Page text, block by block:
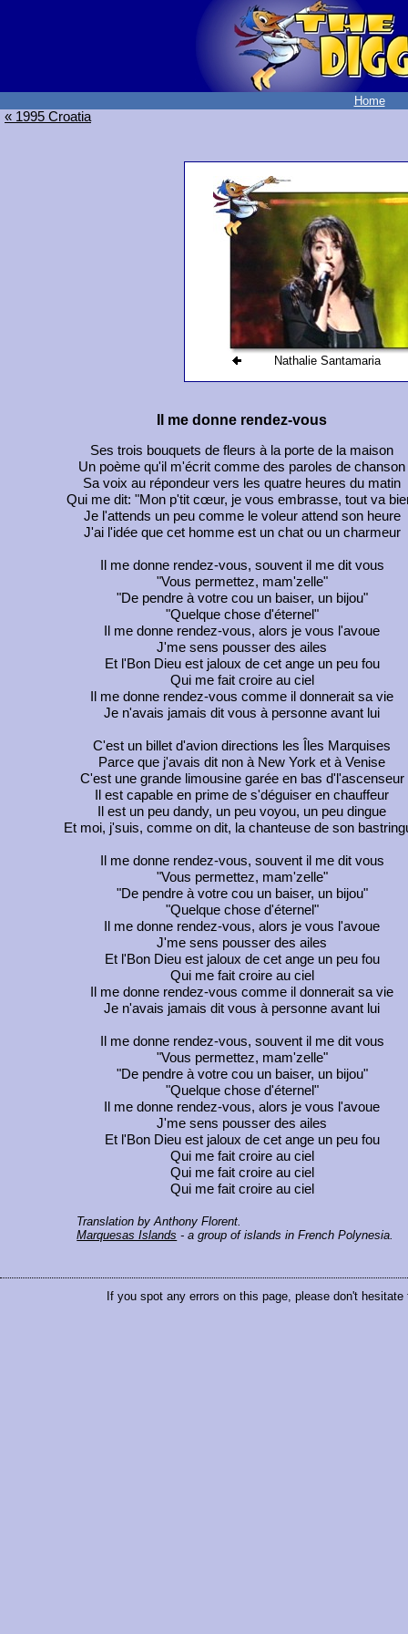
Home
« 1995 Croatia
Nathalie Santamaria
Il me donne rendez-vous
Ses trois bouquets de fleurs à la porte de la maison
Un poème qu'il m'écrit comme des paroles de chanson
Sa voix au répondeur vers les quatre heures du matin
Qui me dit: "Mon p'tit cœur, je vous embrasse, tout va
Je l'attends un peu comme le voleur attend son heure
J'ai l'idée que cet homme est un chat ou un charmeur
Il me donne rendez-vous, souvent il me dit vous
"Vous permettez, mam'zelle"
"De pendre à votre cou un baiser, un bijou"
"Quelque chose d'éternel"
Il me donne rendez-vous, alors je vous l'avoue
J'me sens pousser des ailes
Et l'Bon Dieu est jaloux de cet ange un peu fou
Qui me fait croire au ciel
Il me donne rendez-vous comme il donnerait sa vie
Je n'avais jamais dit vous à personne avant lui
C'est un billet d'avion directions les Îles Marquises
Parce que j'avais dit non à New York et à Venise
C'est une grande limousine garée en bas d'l'ascenseur
Il est capable en prime de s'déguiser en chauffeur
Il est un peu dandy, un peu voyou, un peu dingue
Et moi, j'suis, comme on dit, la chanteuse de son
Il me donne rendez-vous, souvent il me dit vous
"Vous permettez, mam'zelle"
"De pendre à votre cou un baiser, un bijou"
"Quelque chose d'éternel"
Il me donne rendez-vous, alors je vous l'avoue
J'me sens pousser des ailes
Et l'Bon Dieu est jaloux de cet ange un peu fou
Qui me fait croire au ciel
Il me donne rendez-vous comme il donnerait sa vie
Je n'avais jamais dit vous à personne avant lui
Il me donne rendez-vous, souvent il me dit vous
"Vous permettez, mam'zelle"
"De pendre à votre cou un baiser, un bijou"
"Quelque chose d'éternel"
Il me donne rendez-vous, alors je vous l'avoue
J'me sens pousser des ailes
Et l'Bon Dieu est jaloux de cet ange un peu fou
Qui me fait croire au ciel
Qui me fait croire au ciel
Qui me fait croire au ciel
Translation by Anthony Florent.
Marquesas Islands - a group of islands in French Polynesia.
If you spot any errors on this page, please don't